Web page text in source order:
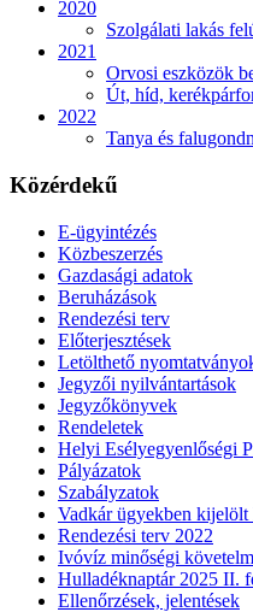
2020
Szolgálati lakás
2021
Orvosi eszközök
Út, híd,
2022
Tanya és
Közérdekű
E-ügyintézés
Közbeszerzés
Gazdasági adatok
Beruházások
Rendezési terv
Előterjesztések
Letölthető
Jegyzői nyilvántartások
Jegyzőkönyvek
Rendeletek
Helyi Esélyegyenlőségi
Pályázatok
Szabályzatok
Vadkár ügyekben kijelölt
Rendezési terv 2022
Ivóvíz minőségi
Hulladéknaptár 2025 II.
Ellenőrzések, jelentések